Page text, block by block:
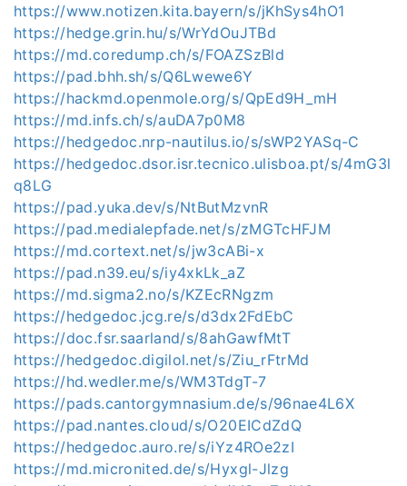
https://www.notizen.kita.bayern/s/jKhSys4hO1
https://hedge.grin.hu/s/WrYdOuJTBd
https://md.coredump.ch/s/FOAZSzBld
https://pad.bhh.sh/s/Q6Lwewe6Y
https://hackmd.openmole.org/s/QpEd9H_mH
https://md.infs.ch/s/auDA7p0M8
https://hedgedoc.nrp-nautilus.io/s/sWP2YASq-C
https://hedgedoc.dsor.isr.tecnico.ulisboa.pt/s/4mG3l
q8LG
https://pad.yuka.dev/s/NtButMzvnR
https://pad.medialepfade.net/s/zMGTcHFJM
https://md.cortext.net/s/jw3cABi-x
https://pad.n39.eu/s/iy4xkLk_aZ
https://md.sigma2.no/s/KZEcRNgzm
https://hedgedoc.jcg.re/s/d3dx2FdEbC
https://doc.fsr.saarland/s/8ahGawfMtT
https://hedgedoc.digilol.net/s/Ziu_rFtrMd
https://hd.wedler.me/s/WM3TdgT-7
https://pads.cantorgymnasium.de/s/96nae4L6X
https://pad.nantes.cloud/s/O20EICdZdQ
https://hedgedoc.auro.re/s/iYz4ROe2zI
https://md.micronited.de/s/Hyxgl-Jlzg